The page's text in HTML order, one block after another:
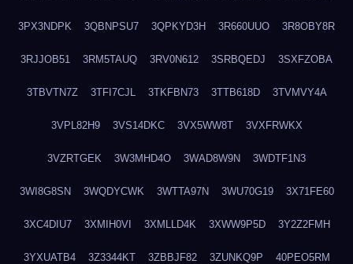
3PX3NDPK 3QBNPSU7 3QPKYD3H 3R660UUO 3R8OBY8R
3RJJOB51 3RM5TAUQ 3RV0N612 3SRBQEDJ 3SXFZOBA
3TBVTN7Z 3TFI7CJL 3TKFBN73 3TTB618D 3TVMVY4A
3VPL82H9 3VS14DKC 3VX5WW8T 3VXFRWKX
3VZRTGEK 3W3MHD4O 3WAD8W9N 3WDTF1N3
3WI8G8SN 3WQDYCWK 3WTTA97N 3WU70G19 3X71FE60
3XC4DIU7 3XMIH0VI 3XMLLD4K 3XWW9P5D 3Y2Z2FMH
3YXUATB4 3Z3344KT 3ZBBJF82 3ZUNKQ9P 40PEO5RM